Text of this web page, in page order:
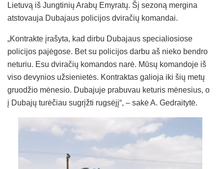
Lietuvą iš Jungtinių Arabų Emyratų. Šį sezoną mergina
atstovauja Dubajaus policijos dviračių komandai.
„Kontrakte įrašyta, kad dirbu Dubajaus specialiosiose
policijos pajėgose. Bet su policijos darbu aš nieko bendro
neturiu. Esu dviračių komandos narė. Mūsų komandoje iš
viso devynios užsienietės. Kontraktas galioja iki šių metų
gruodžio mėnesio. Dubajuje prabuvau keturis mėnesius, o
į Dubajų turėčiau sugrįžti rugsėjį“, – sakė A. Gedraitytė.